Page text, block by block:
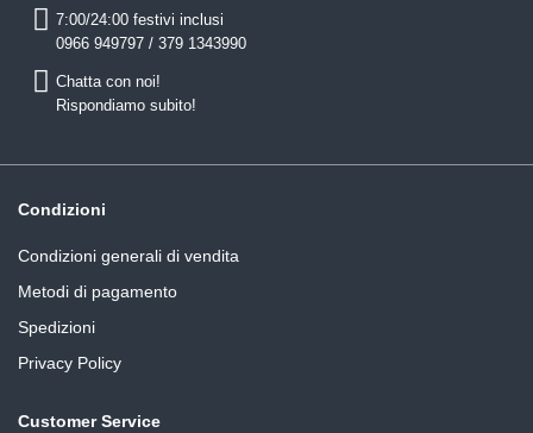
7:00/24:00 festivi inclusi
0966 949797 / 379 1343990
Chatta con noi!
Rispondiamo subito!
Condizioni
Condizioni generali di vendita
Metodi di pagamento
Spedizioni
Privacy Policy
Customer Service